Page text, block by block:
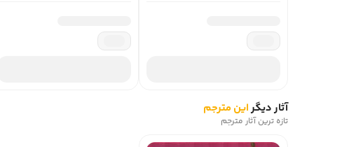
آثار دیگر این مترجم
تازه ترین آثار مترجم